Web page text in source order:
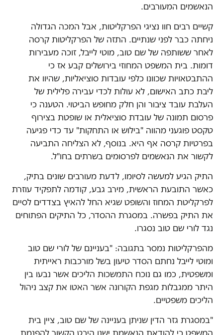
הנאשמים המעורבים.
קשיים רבים חוו נציגי הפרקליטות, אבל המכה הגדולה
ניחתה כבר לפני שנתיים. התזה של הפרקליטות קרסה
לאחר ששותפה של שם טוב, מוטי לייבל, זוכה מעבירות
דומות. בית המשפט המחוזי בירושלים קבע אז כי
ההתבטאויות שכוונו כלפי עובדות סוציאליות, שהיוו את
ליבת כתב האישום, לא עולות לכדי עבירה פלילית של
העלבת עובד ציבור והן חלק מחופש הביטוי. הטענה כי
פרסום תמונה של עובדת סוציאלית או שופטת בצירוף
טקסט פוגעני מהווה "בילוש או התחקות" עד כדי פגיעה
בפרטיות קרסה אף היא. בנוסף, לא הצליחה התביעה
לקשור את הנאשמים לפרסומים בשרתים בחו"ל.
התיק הגיע למעשה לסיומו, לדעת מעורבים שונים בתיק,
כאשר התובעת הראשית, מירב גבע, קודמה לתפקיד עוזרת
לפרקליטת המחוז והשופט שגיא החל להאיץ בצדדים לסיים
את התיק בפשרה. במסגרת ההסדר, כל התיקים הפתוחים
נגד לורי שם טוב נסגרו.
מהפרקליטות נמסר בתגובה: "בעניינם של לורי שם טוב
ומוטי לייבל נחתם הסדר טיעון בשל מורכבות ראייתית
ומשפטית, כמו גם נוכח התמשכות הליכים אשר נבעו בין
היתר ממגבלות מגפת הקורונה אשר האטו את קצב ניהול
הליכים משפטיים.
"במסגרת גזר הדין שניתן בעניינה של שם טוב, ציין בית